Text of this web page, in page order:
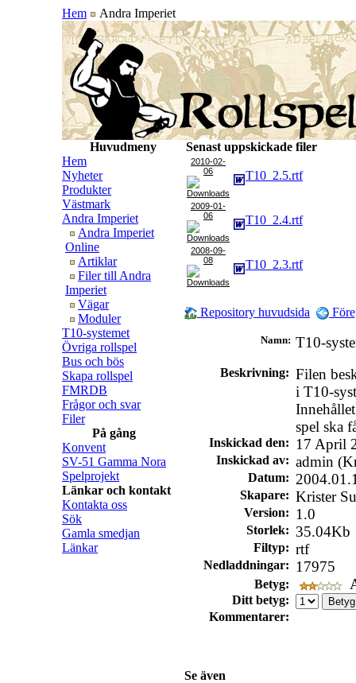
Hem Andra Imperiet
Huvudmeny
Hem
Nyheter
Produkter
Västmark
Andra Imperiet
Andra Imperiet
Online
Artiklar
Filer till Andra
Imperiet
Vägar
Moduler
T10-systemet
Övriga rollspel
Bus och bös
Skapa rollspel
FMRDB
Frågor och svar
Filer
På gång
Konvent
SV-51 Gamma Nora
Spelprojekt
Länkar och kontakt
Kontakta oss
Sök
Gamla smedjan
Länkar
Senast uppskickade filer
2010-02-
06
T10_2.5.rtf
2009-01-
06
T10_2.4.rtf
2008-09-
08
T10_2.3.rtf
Repository huvudsida
Namn: T10-
Beskrivning: Filen
i T10-
spel ska
Inskickad den: 17 April
Inskickad av: admin
Datum:
Skapare: Krister
Version: 1.0
Storlek: 35.04Kb
Filtyp: rtf
Nedladdningar: 17975
Betyg:
Ditt betyg:
Kommentarer:
Se även